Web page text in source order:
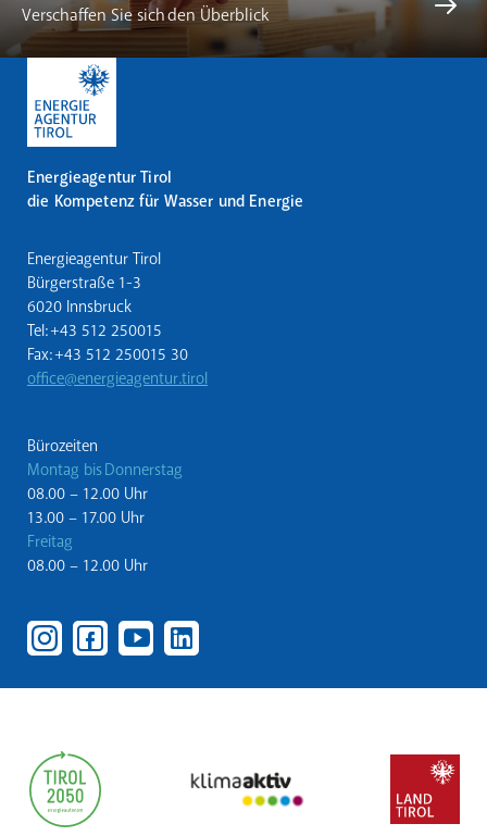
Verschaffen Sie sich den Überblick
Energieagentur Tirol
die Kompetenz für Wasser und Energie
Energieagentur Tirol
Bürgerstraße 1-3
6020 Innsbruck
Tel: +43 512 250015
Fax: +43 512 250015 30
office@energieagentur.tirol
Bürozeiten
Montag bis Donnerstag
08.00 – 12.00 Uhr
13.00 – 17.00 Uhr
Freitag
08.00 – 12.00 Uhr